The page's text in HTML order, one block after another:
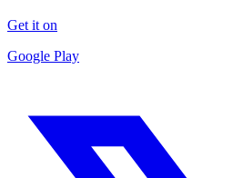
Get it on
Google Play